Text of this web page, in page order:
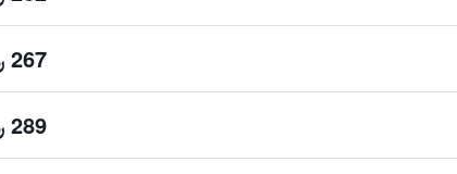
267 ﷼
289 ﷼